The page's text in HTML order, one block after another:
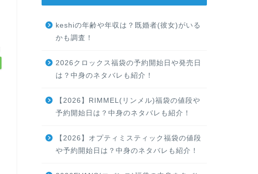
keshiの年齢や年収は？既婚者(彼女)がいる
かも調査！
2026クロックス福袋の予約開始日や発売日
は？中身のネタバレも紹介！
【2026】RIMMEL(リンメル)福袋の値段や
予約開始日は？中身のネタバレも紹介！
【2026】オプティミスティック福袋の値段
や予約開始日は？中身のネタバレも紹介！